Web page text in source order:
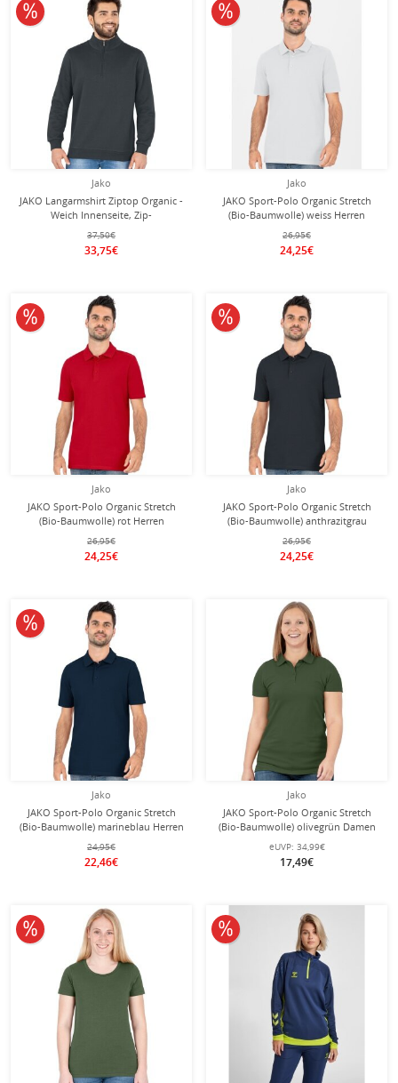
Jako
JAKO Langarmshirt Ziptop Organic -
Weich Innenseite, Zip-
Reissverschluss - anthrazitgrau
Herren
37,50€
33,75€
10% reduziert
Jako
JAKO Sport-Polo Organic Stretch
(Bio-Baumwolle) weiss Herren
26,95€
24,25€
10% reduziert
Jako
JAKO Sport-Polo Organic Stretch
(Bio-Baumwolle) rot Herren
26,95€
24,25€
10% reduziert
Jako
JAKO Sport-Polo Organic Stretch
(Bio-Baumwolle) anthrazitgrau
Herren
26,95€
24,25€
10% reduziert
Jako
JAKO Sport-Polo Organic Stretch
(Bio-Baumwolle) marineblau Herren
24,95€
22,46€
10% reduziert
Jako
JAKO Sport-Polo Organic Stretch
(Bio-Baumwolle) olivegrün Damen
eUVP: 34,99€
17,49€
10% reduziert 10% reduziert